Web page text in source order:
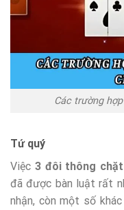
Các trường
Tứ quý
Việc 3 đôi thông
đã được bàn luật rất
nhận, còn một số